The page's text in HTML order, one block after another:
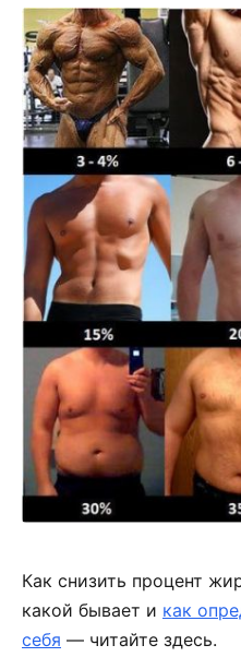
Как снизить процент
какой бывает и как
себя — читайте здесь.